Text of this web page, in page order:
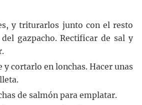
y triturarlos junto con el resto
gazpacho. Rectificar de sal y
y cortarlo en lonchas. Hacer unas
de salmón para emplatar.